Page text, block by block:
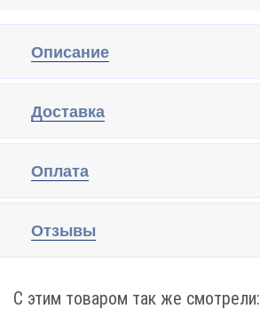
Описание
Доставка
Оплата
Отзывы
С этим товаром так же смотрели: